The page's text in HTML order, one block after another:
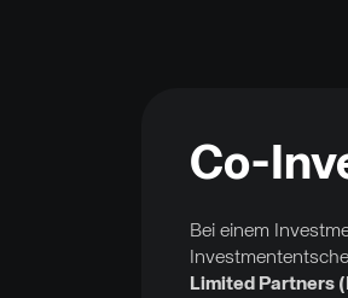
Co-
Bei einem
Limited Partners